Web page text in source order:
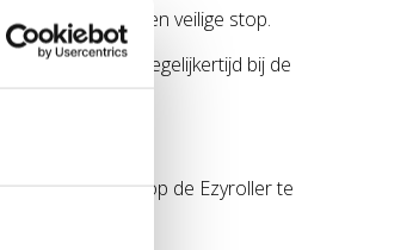
zorgt voor een veilige stop.
en helpt tegelijkertijd bij de
leuk is om op de Ezyroller te